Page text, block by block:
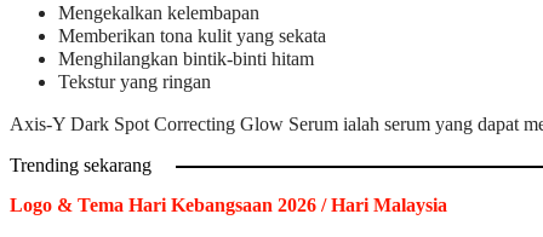
Mengekalkan kelembapan
Memberikan tona kulit yang sekata
Menghilangkan bintik-binti hitam
Tekstur yang ringan
Axis-Y Dark Spot Correcting Glow Serum ialah serum yang dapat
Trending sekarang
Logo & Tema Hari Kebangsaan 2026 / Hari Malaysia